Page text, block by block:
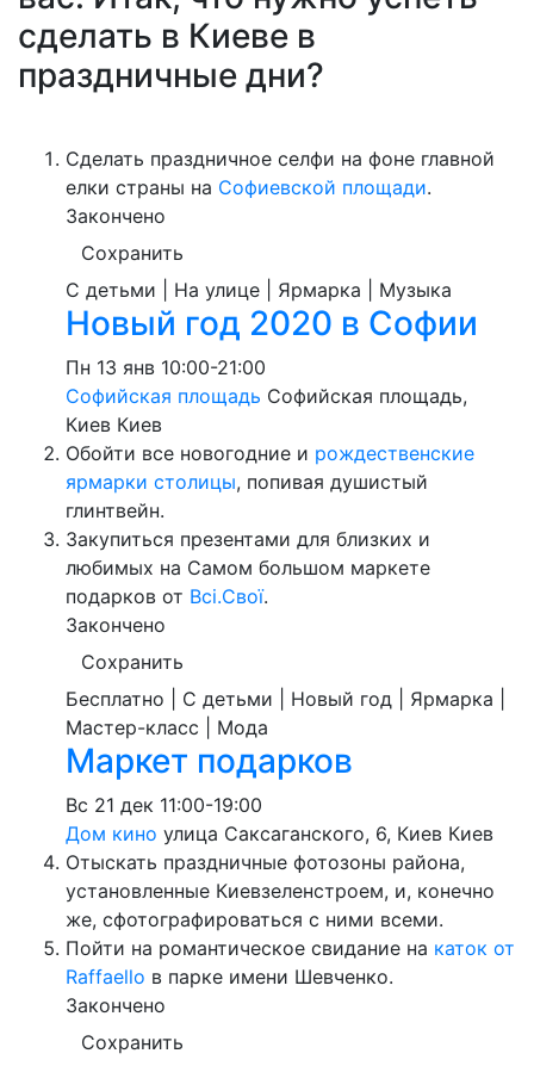
сделать в Киеве в
праздничные дни?
Сделать праздничное селфи на фоне главной
елки страны на Софиевской площади.
Закончено
Сохранить
С детьми | На улице | Ярмарка | Музыка
Новый год 2020 в Софии
Пн 13 янв 10:00-21:00
Софийская площадь Софийская площадь,
Киев Киев
Обойти все новогодние и рождественские
ярмарки столицы, попивая душистый
глинтвейн.
Закупиться презентами для близких и
любимых на Самом большом маркете
подарков от Всі.Свої.
Закончено
Сохранить
Бесплатно | С детьми | Новый год | Ярмарка |
Мастер-класс | Мода
Маркет подарков
Вс 21 дек 11:00-19:00
Дом кино улица Саксаганского, 6, Киев Киев
Отыскать праздничные фотозоны района,
установленные Киевзеленстроем, и, конечно
же, сфотографироваться с ними всеми.
Пойти на романтическое свидание на каток от
Raffaello в парке имени Шевченко.
Закончено
Сохранить